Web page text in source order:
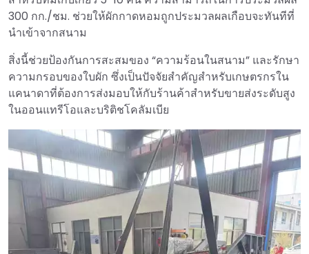
300 กก./ชม. ช่วยให้ผักกาดหอมถูกประมวลผลเกือบจะทันทีที่
นำเข้าจากสนาม
สิ่งนี้ช่วยป้องกันการสะสมของ “ความร้อนในสนาม” และรักษา
ความกรอบของใบผัก ซึ่งเป็นปัจจัยสำคัญสำหรับเกษตรกรใน
แคนาดาที่ต้องการส่งมอบให้กับร้านค้าสำหรับขายส่งระดับสูง
ในออนแทรีโอและบริติชโคลัมเบีย